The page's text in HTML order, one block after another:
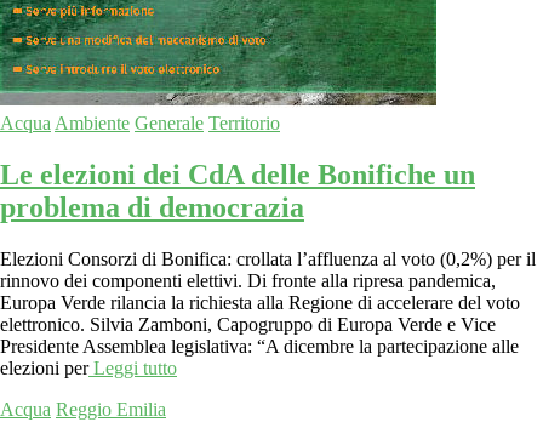
Acqua Ambiente Generale Territorio
Le elezioni dei CdA delle Bonifiche un
problema di democrazia
Elezioni Consorzi di Bonifica: crollata l’affluenza al voto (0,2%) per il
rinnovo dei componenti elettivi. Di fronte alla ripresa pandemica,
Europa Verde rilancia la richiesta alla Regione di accelerare del voto
elettronico. Silvia Zamboni, Capogruppo di Europa Verde e Vice
Presidente Assemblea legislativa: “A dicembre la partecipazione alle
elezioni perLeggi tutto
Acqua Reggio Emilia